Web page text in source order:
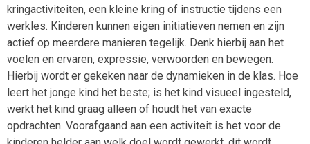
kringactiviteiten, een kleine kring of instructie tijdens een
werkles. Kinderen kunnen eigen initiatieven nemen en zijn
actief op meerdere manieren tegelijk. Denk hierbij aan het
voelen en ervaren, expressie, verwoorden en bewegen.
Hierbij wordt er gekeken naar de dynamieken in de klas. Hoe
leert het jonge kind het beste; is het kind visueel ingesteld,
werkt het kind graag alleen of houdt het van exacte
opdrachten. Voorafgaand aan een activiteit is het voor de